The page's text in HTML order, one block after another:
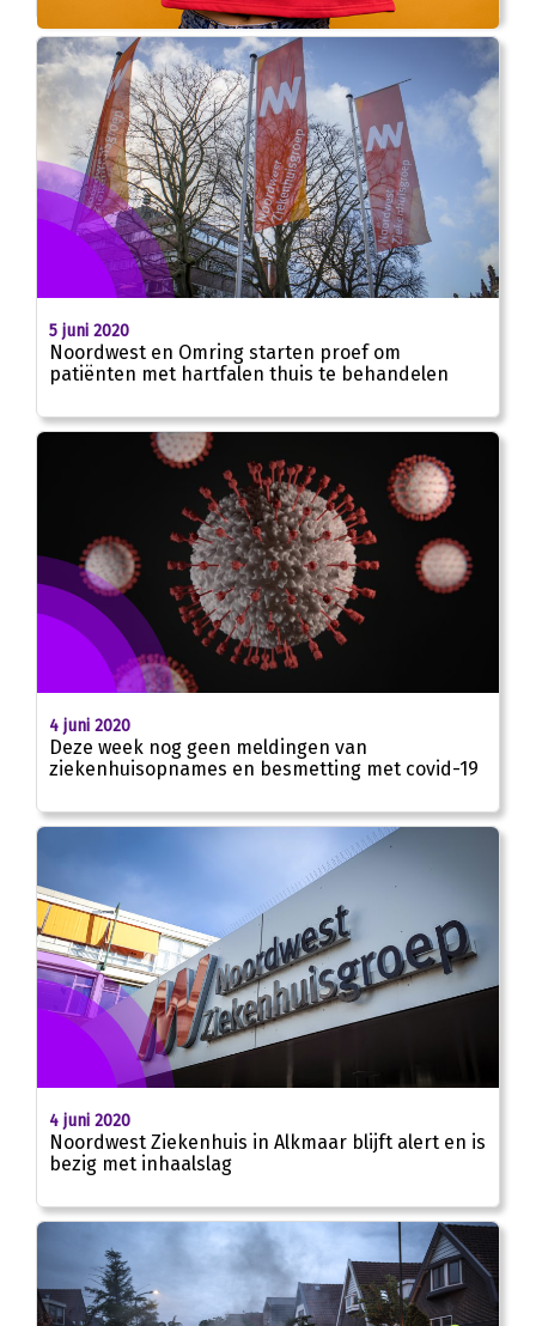
5 juni 2020
Noordwest en Omring starten proef om
patiënten met hartfalen thuis te behandelen
4 juni 2020
Deze week nog geen meldingen van
ziekenhuisopnames en besmetting met covid-19
4 juni 2020
Noordwest Ziekenhuis in Alkmaar blijft alert en is
bezig met inhaalslag